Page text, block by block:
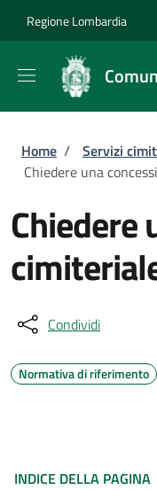
Regione Lombardia
Briciole di
Home / Servizi
Chiedere una
Chiedere
Condividi
Normativa di riferimento
INDICE DELLA PAGINA